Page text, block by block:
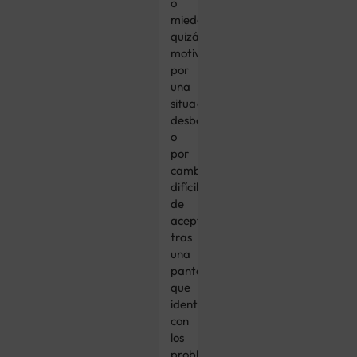
miedo,
quizá
motivados
por
una
situación
desbordante
o
por
cambios
difíciles
de
aceptar,
tras
una
pantalla
que
identificamos
con
los